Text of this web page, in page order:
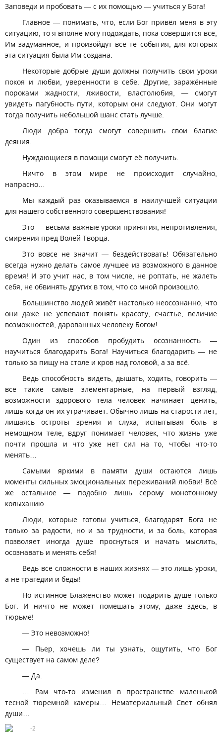
Заповеди и пробовать — с их помощью — учиться у Бога!
Главное — понимать, что, если Бог привёл меня в эту
ситуацию, то я вполне могу подождать, пока совершится всё,
Им задуманное, и произойдут все те события, для которых
эта ситуация была Им создана.
Некоторые добрые души должны получить свои уроки
покоя и любви, уверенности в себе. Другие, заражённые
пороками жадности, лживости, властолюбия, — смогут
увидеть пагубность пути, которым они следуют. Они могут
тогда получить небольшой шанс стать лучше.
Люди добра тогда смогут совершить свои благие
деяния.
Нуждающиеся в помощи смогут её получить.
Ничто в этом мире не происходит случайно,
напрасно…
Мы каждый раз оказываемся в наилучшей ситуации
для нашего собственного совершенствования!
Это — весьма важные уроки принятия, непротивления,
смирения пред Волей Творца.
Это вовсе не значит — бездействовать! Обязательно
всегда нужно делать самое лучшее из возможного в данное
время! И это учит нас, в том числе, не роптать, не жалеть
себя, не обвинять других в том, что со мной произошло.
Большинство людей живёт настолько неосознанно, что
они даже не успевают понять красоту, счастье, величие
возможностей, дарованных человеку Богом!
Один из способов пробудить осознанность —
научиться благодарить Бога! Научиться благодарить — не
только за пищу на столе и кров над головой, а за всё.
Ведь способность видеть, дышать, ходить, говорить —
все такие самые элементарные, на первый взгляд,
возможности здорового тела человек начинает ценить,
лишь когда он их утрачивает. Обычно лишь на старости лет,
лишаясь остроты зрения и слуха, испытывая боль в
немощном теле, вдруг понимает человек, что жизнь уже
почти прошла и что уже нет сил на то, чтобы что-то
менять…
Самыми яркими в памяти души остаются лишь
моменты сильных эмоциональных переживаний любви! Всё
же остальное — подобно лишь серому монотонному
колыханию…
Люди, которые готовы учиться, благодарят Бога не
только за радости, но и за трудности, и за боль, которая
позволяет иногда душе проснуться и начать мыслить,
осознавать и менять себя!
Ведь все сложности в наших жизнях — это лишь уроки,
а не трагедии и беды!
Но истинное Блаженство может подарить душе только
Бог. И ничто не может помешать этому, даже здесь, в
тюрьме!
— Это невозможно!
— Пьер, хочешь ли ты узнать, ощутить, что Бог
существует на самом деле?
— Да.
… Рам что-то изменил в пространстве маленькой
тесной тюремной камеры… Нематериальный Свет обнял
души…